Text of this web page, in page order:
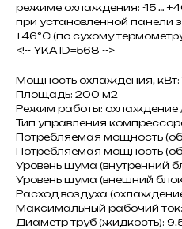
режиме охлаждения: -15 …
при установленной панели
+46°C (по сухому
<!-- YKA ID=568 -->
Мощность охлаждения, кВт:
Площадь: 200 м2
Режим работы: охлаждение
Тип управления
Потребляемая мощность
Потребляемая мощность
Уровень шума (внутренний
Уровень шума (внешний
Расход воздуха
Максимальный рабочий ток:
Диаметр труб (жидкость):